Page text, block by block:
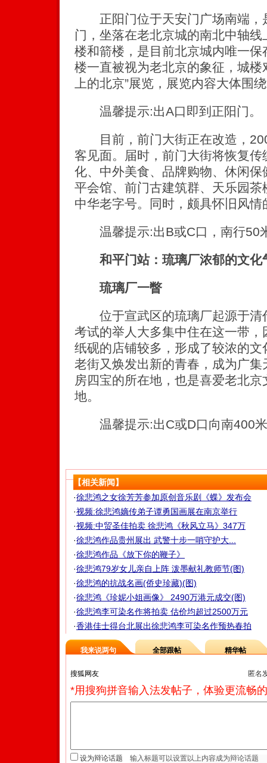
正阳门位于天安门广场南端，
门，坐落在老北京城的南北中轴线
楼和箭楼，是目前北京城内唯一
楼一直被视为老北京的象征，城楼
上的北京”展览，展览内容大体围
温馨提示:出A口即到正阳门。
目前，前门大街正在改造，
客见面。届时，前门大街将恢复
化、中外美食、品牌购物、休闲
平会馆、前门古建筑群、天乐园
中华老字号。同时，颇具怀旧风
温馨提示:出B或C口，南行50
和平门站：琉璃厂浓郁的文化
琉璃厂一瞥
位于宣武区的琉璃厂起源于清
考试的举人大多集中住在这一带
纸砚的店铺较多，形成了较浓的
老街又焕发出新的青春，成为广
房四宝的所在地，也是喜爱老北
地。
温馨提示:出C或D口向南400米
【相关新闻】
·徐悲鸿之女徐芳芳参加原创音乐剧《蝶》发布会
·视频:徐悲鸿嫡传弟子谭勇国画展在南京举行
·视频:中贸圣佳拍卖 徐悲鸿《秋风立马》347万
·徐悲鸿作品贵州展出 武警十步一哨守护大...
·徐悲鸿作品《放下你的鞭子》
·徐悲鸿79岁女儿亲自上阵 泼墨献礼教师节(图)
·徐悲鸿的抗战名画(侨史珍藏)(图)
·徐悲鸿《珍妮小姐画像》 2490万港元成交(图)
·徐悲鸿李可染名作将拍卖 估价均超过2500万元
·香港佳士得台北展出徐悲鸿李可染名作预热春拍
我来说两句 全部跟帖 精华帖
匿名
*用搜狗拼音输入法发帖子，体验更流畅
设为辩论话题